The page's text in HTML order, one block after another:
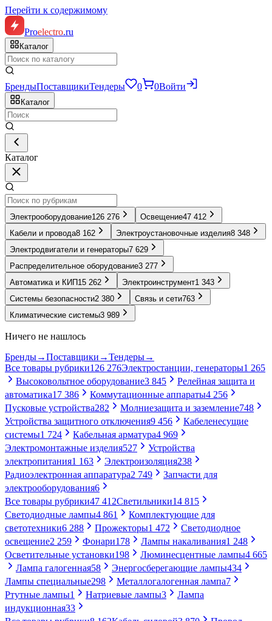
Перейти к содержимому
Proelectro.ru
Каталог
БрендыПоставщикиТендеры 0 0Войти
Каталог
Каталог
Электрооборудование126 276 Освещение47 412
Кабели и провода8 162 Электроустановочные изделия8 348
Электродвигатели и генераторы7 629
Распределительное оборудование3 277
Автоматика и КИП 15 262 Электроинструмент1 343
Системы безопасности2 380 Связь и сети763
Климатические системы3 989
Ничего не нашлось
Бренды→Поставщики →Тендеры→
Все товары рубрики126 276Электростанции, генераторы1 265
Высоковольтное оборудование3 845
Релейная защита и
автоматика17 386 Коммутационные аппараты4 256
Пусковые устройства282 Молниезащита и заземление748
Устройства защитного отключения9 456
Кабеленесущие
системы1 724 Кабельная арматура4 969
Электромонтажные изделия527
Устройства
электропитания1 163 Электроизоляция238
Радиоэлектронная аппаратура2 749
Запчасти для
электрооборудования6
Все товары рубрики47 412Светильники14 815
Светодиодные лампы4 861
Комплектующие для
светотехники6 288 Прожекторы1 472
Светодиодное
освещение2 259 Фонари178 Лампы накаливания1 248
Осветительные установки198 Люминесцентные лампы4 665
Лампа галогенная58 Энергосберегающие лампы434
Лампы специальные298 Металлогалогенная лампа7
Ртутные лампы1 Натриевые лампы3
Лампа
индукционная33